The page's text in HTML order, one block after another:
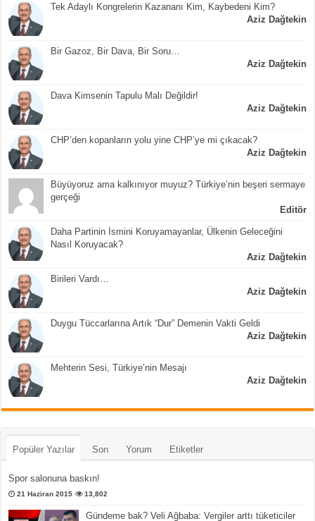
Tek Adaylı Kongrelerin Kazananı Kim, Kaybedeni Kim?
Aziz Dağtekin
Bir Gazoz, Bir Dava, Bir Soru…
Aziz Dağtekin
Dava Kimsenin Tapulu Malı Değildir!
Aziz Dağtekin
CHP’den kopanların yolu yine CHP’ye mi çıkacak?
Aziz Dağtekin
Büyüyoruz ama kalkınıyor muyuz? Türkiye’nin beşeri sermaye
gerçeği
Editör
Daha Partinin İsmini Koruyamayanlar, Ülkenin Geleceğini
Nasıl Koruyacak?
Aziz Dağtekin
Birileri Vardı…
Aziz Dağtekin
Duygu Tüccarlarına Artık “Dur” Demenin Vakti Geldi
Aziz Dağtekin
Mehterin Sesi, Türkiye’nin Mesajı
Aziz Dağtekin
Popüler Yazılar Son Yorum Etiketler
Spor salonuna baskın!
21 Haziran 2015 13,802
Gündeme bak? Veli Ağbaba: Vergiler arttı tüketiciler